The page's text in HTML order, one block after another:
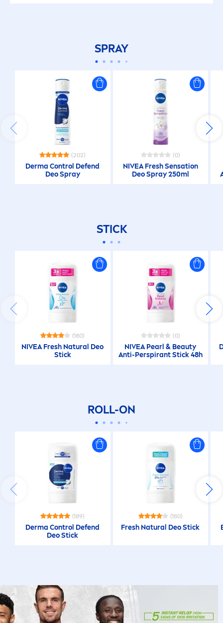
SPRAY
(202)
Derma Control Defend
Deo Spray
(0)
NIVEA FreshSensation
Deo Spray 250ml
STICK
(180)
NIVEA Fresh Natural Deo
Stick
(0)
NIVEA Pearl & Beauty
Anti-Perspirant Stick 48h
ROLL-ON
(189)
Derma Control Defend
Deo Stick
(180)
Fresh Natural Deo Stick